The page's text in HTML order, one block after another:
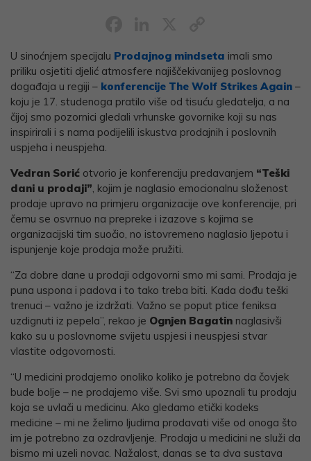
Link
U sinoćnjem specijalu Prodajnog mindseta imali smo
priliku osjetiti djelić atmosfere najiščekivanijeg poslovnog
događaja u regiji – konferencije The Wolf Strikes Again –
koju je 17. studenoga pratilo više od tisuću gledatelja, a na
čijoj smo pozornici gledali vrhunske govornike koji su nas
inspirirali i s nama podijelili iskustva prodajnih i poslovnih
uspjeha i neuspjeha.
Vedran Sorić otvorio je konferenciju predavanjem “Teški
dani u prodaji”, kojim je naglasio emocionalnu složenost
prodaje upravo na primjeru organizacije ove konferencije, pri
čemu se osvrnuo na prepreke i izazove s kojima se
organizacijski tim suočio, no istovremeno naglasio ljepotu i
ispunjenje koje prodaja može pružiti.
“Za dobre dane u prodaji odgovorni smo mi sami. Prodaja je
puna uspona i padova i to tako treba biti. Kada dođu teški
trenuci – važno je izdržati. Važno se poput ptice feniksa
uzdignuti iz pepela”, rekao je Ognjen Bagatin naglasivši
kako su u poslovnome svijetu uspjesi i neuspjesi stvar
vlastite odgovornosti.
“U medicini prodajemo onoliko koliko je potrebno da čovjek
bude bolje – ne prodajemo više. Svi smo upoznali tu prodaju
koja se uvlači u medicinu. Ako gledamo etički kodeks
medicine – mi ne želimo ljudima prodavati više od onoga što
im je potrebno za ozdravljenje. Prodaja u medicini ne služi da
bismo mi uzeli novac. Nažalost, danas se ta dva sustava